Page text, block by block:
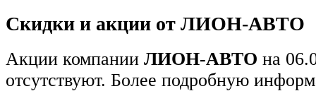
Скидки и акции от ЛИОН-АВТО
Акции компании ЛИОН-АВТО на
отсутствуют. Более подробную